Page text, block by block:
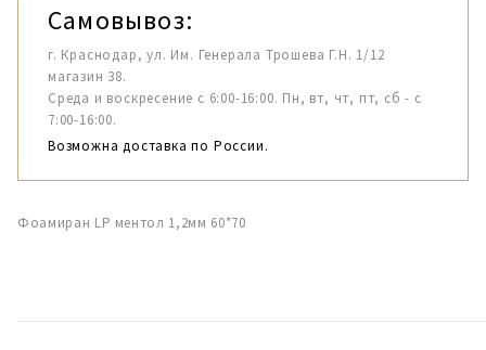
Самовывоз:
г. Краснодар, ул. Им. Генерала Трошева Г.Н. 1/12
магазин 38.
Среда и воскресение с 6:00-16:00. Пн, вт, чт, пт, сб - с
7:00-16:00.
Возможна доставка по России.
Фоамиран LP ментол 1,2мм 60*70